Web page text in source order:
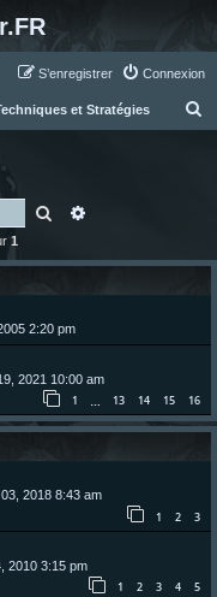
Connexion
S’enregistrer
et Stratégies
Rechercher
1
2:20 pm
2021 10:00 am
1 13 14 15 16
2018 8:43 am
1 2 3
2010 3:15 pm
1 2 3 4 5